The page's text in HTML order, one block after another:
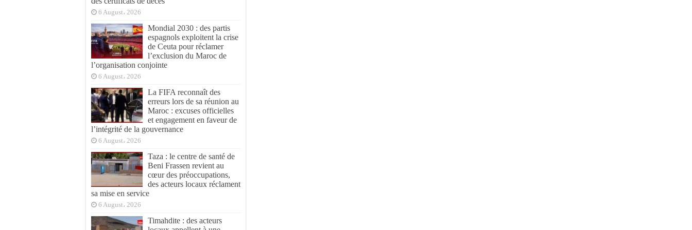
6 August، 2026
Mondial 2030 : des partis
espagnols exploitent la crise
de Ceuta pour réclamer
l’exclusion du Maroc de
l’organisation conjointe
6 August، 2026
La FIFA reconnaît des
erreurs lors de sa réunion au
Maroc : excuses officielles
et engagement en faveur de
l’intégrité de la gouvernance
6 August، 2026
Taza : le centre de santé de
Beni Frassen revient au
cœur des préoccupations,
des acteurs locaux réclament
sa mise en service
6 August، 2026
Timahdite : des acteurs